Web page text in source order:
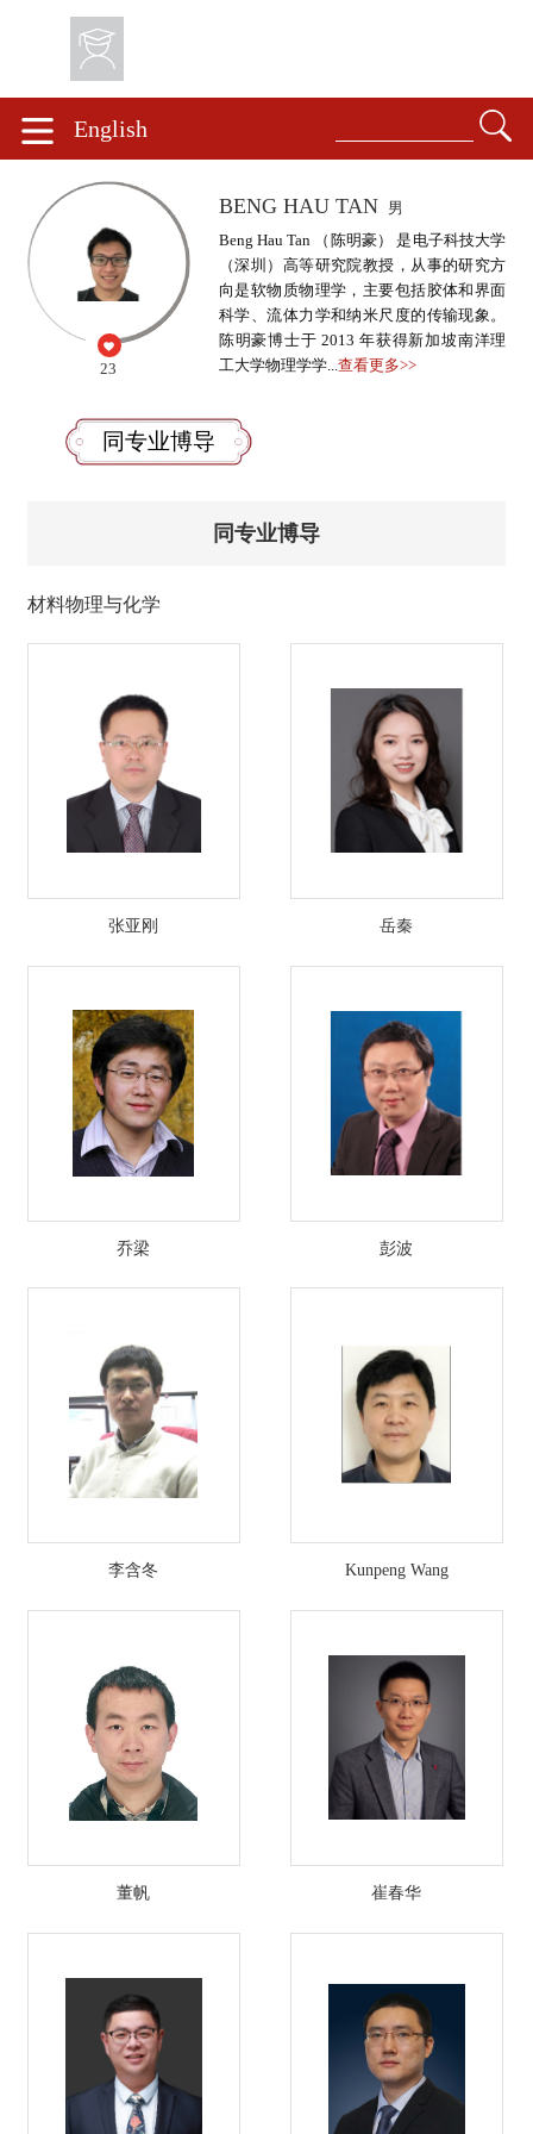
English
23
BENG HAU TAN
男
Beng Hau Tan （陈明豪） 是电子科技大学
（深圳）高等研究院教授，从事的研究方
向是软物质物理学，主要包括胶体和界面
科学、流体力学和纳米尺度的传输现象。
陈明豪博士于 2013 年获得新加坡南洋理
工大学物理学学... 查看更多>>
同专业博导
同专业博导
材料物理与化学
张亚刚 岳秦
乔梁 彭波
李含冬 Kunpeng Wang
董帆 崔春华